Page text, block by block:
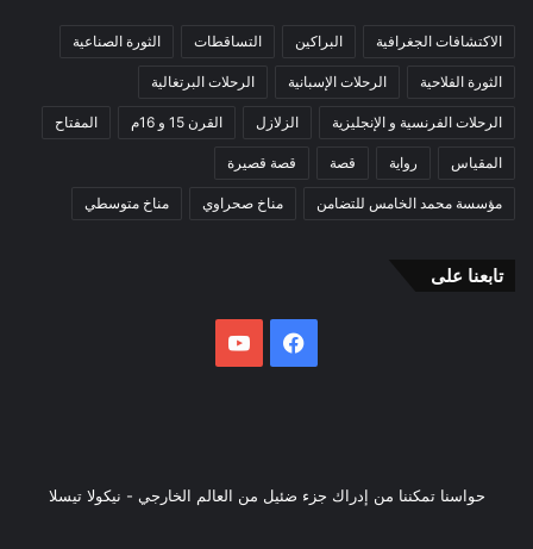
الاكتشافات الجغرافية البراكين التساقطات الثورة الصناعية
الثورة الفلاحية الرحلات الإسبانية الرحلات البرتغالية
الرحلات الفرنسية و الإنجليزية الزلازل القرن 15 و 16م المفتاح
المقياس رواية قصة قصة قصيرة
مؤسسة محمد الخامس للتضامن مناخ صحراوي مناخ متوسطي
تابعنا على
فيسبوك
حواسنا تمكننا من إدراك جزء ضئيل من العالم الخارجي - نيكولا تيسلا